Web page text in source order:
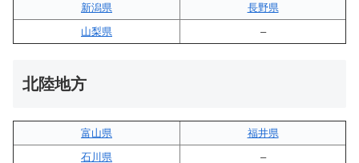
新潟県
長野県
山梨県
–
北陸地方
富山県
福井県
石川県
–